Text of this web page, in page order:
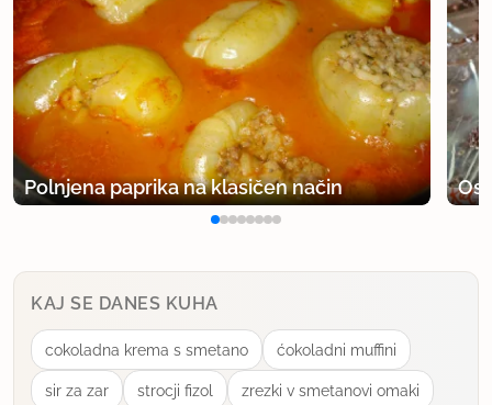
Polnjena paprika na klasičen način
KAJ SE DANES KUHA
cokoladna krema s smetano ćokoladni muffini
sir za zar strocji fizol zrezki v smetanovi omaki